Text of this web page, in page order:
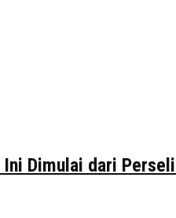
Dimulai dari